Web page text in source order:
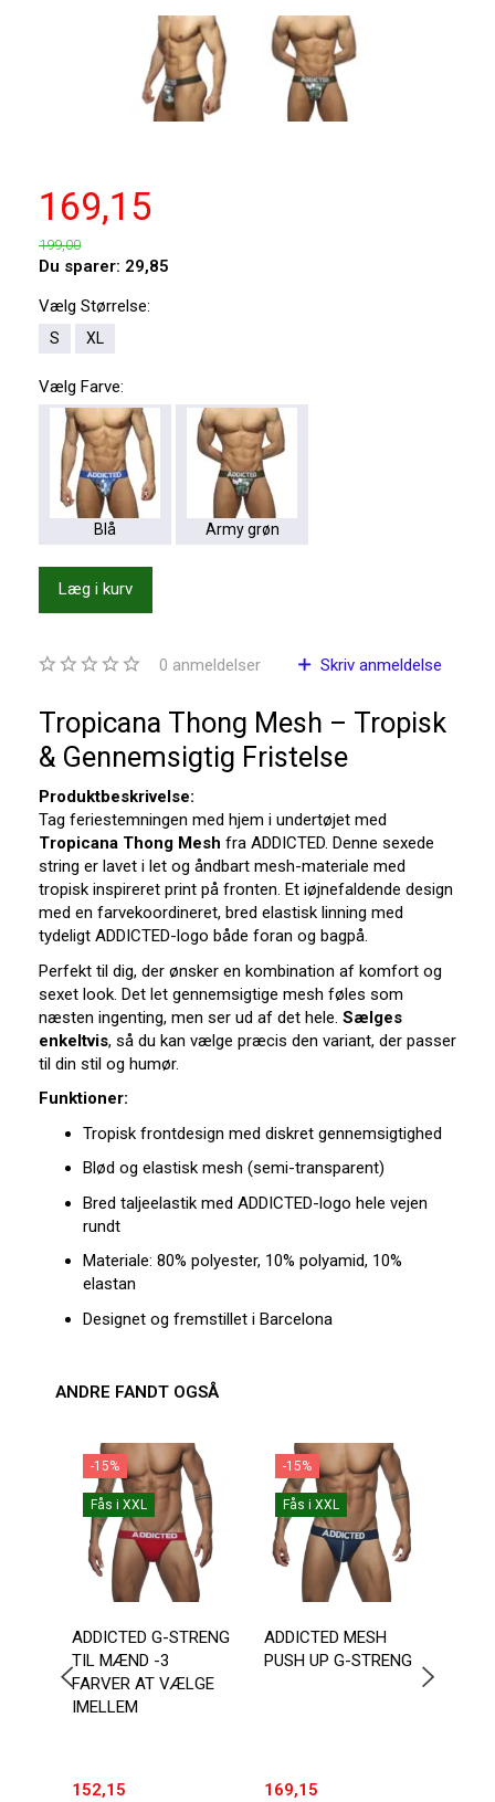
169,15
199,00
Du sparer: 29,85
Vælg Størrelse:
S XL
Vælg Farve:
Blå Army grøn
Læg i kurv
0 anmeldelser Skriv anmeldelse
Tropicana Thong Mesh – Tropisk
& Gennemsigtig Fristelse
Produktbeskrivelse:
Tag feriestemningen med hjem i undertøjet med
Tropicana Thong Mesh fra ADDICTED. Denne sexede
string er lavet i let og åndbart mesh-materiale med
tropisk inspireret print på fronten. Et iøjnefaldende design
med en farvekoordineret, bred elastisk linning med
tydeligt ADDICTED-logo både foran og bagpå.
Perfekt til dig, der ønsker en kombination af komfort og
sexet look. Det let gennemsigtige mesh føles som
næsten ingenting, men ser ud af det hele. Sælges
enkeltvis, så du kan vælge præcis den variant, der passer
til din stil og humør.
Funktioner:
Tropisk frontdesign med diskret gennemsigtighed
Blød og elastisk mesh (semi-transparent)
Bred taljeelastik med ADDICTED-logo hele vejen
rundt
Materiale: 80% polyester, 10% polyamid, 10%
elastan
Designet og fremstillet i Barcelona
ANDRE FANDT OGSÅ
-15%
Fås i XXL
ADDICTED G-STRENG
TIL MÆND -3
FARVER AT VÆLGE
IMELLEM
152,15
-15%
Fås i XXL
ADDICTED MESH
PUSH UP G-STRENG
169,15